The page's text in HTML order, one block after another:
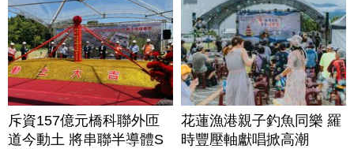
斥資157億元橋科聯外匝
道今動土 將串聯半導體S
花蓮漁港親子釣魚同樂 羅
時豐壓軸獻唱掀高潮